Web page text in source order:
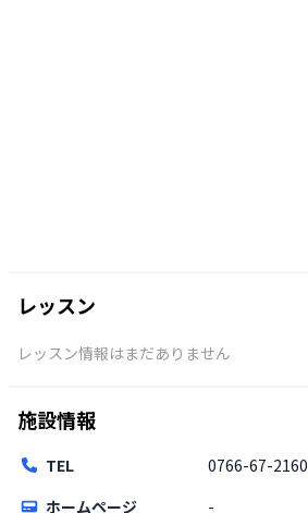
レッスン
レッスン情報はまだありません
施設情報
TEL
0766-67-2160
ホームページ
-